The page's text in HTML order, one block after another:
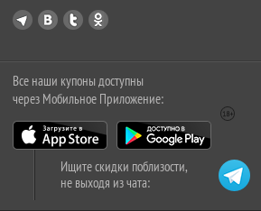
Все наши купоны доступны
через Мобильное Приложение:
Ищите скидки поблизости,
не выходя из чата: